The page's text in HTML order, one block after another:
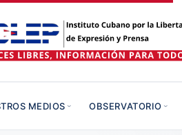
MEDIOS OBSERVATORIO